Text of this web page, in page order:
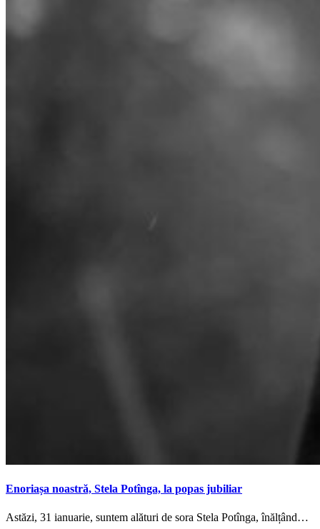
Enoriașa noastră, Stela Potînga, la popas jubiliar
Astăzi, 31 ianuarie, suntem alături de sora Stela Potînga, înălțând…